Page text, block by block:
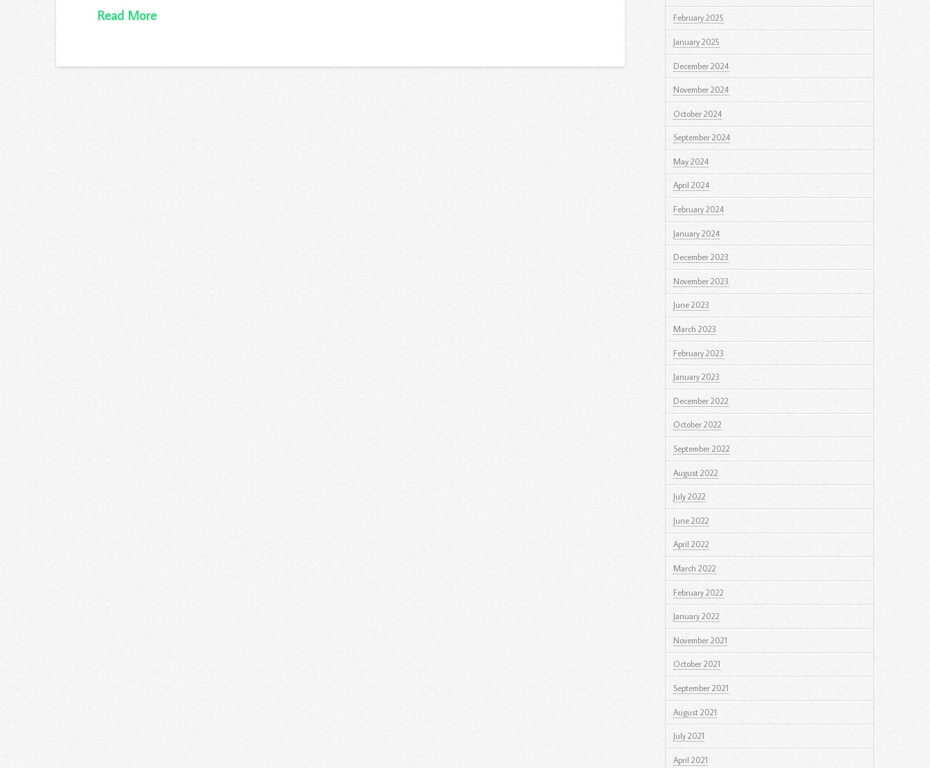
Read More February 2025
January 2025
December 2024
November 2024
October 2024
September 2024
May 2024
April 2024
February 2024
January 2024
December 2023
November 2023
June 2023
March 2023
February 2023
January 2023
December 2022
October 2022
September 2022
August 2022
July 2022
June 2022
April 2022
March 2022
February 2022
January 2022
November 2021
October 2021
September 2021
August 2021
July 2021
April 2021